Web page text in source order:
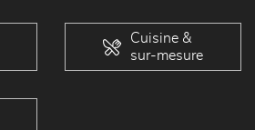
Cuisine &
sur-mesure